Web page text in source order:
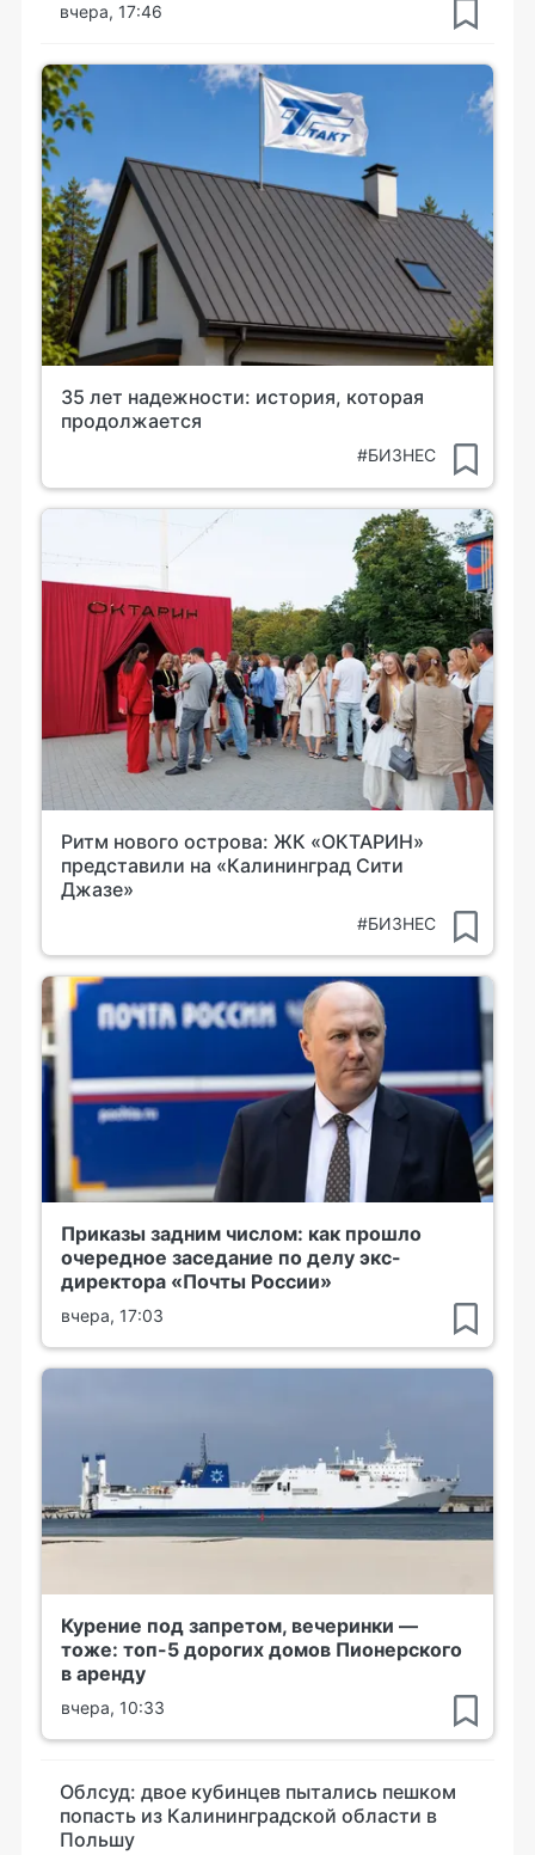
вчера, 17:46
35 лет надежности: история, которая
продолжается
#БИЗНЕС
Ритм нового острова: ЖК «ОКТАРИН»
представили на «Калининград Сити
Джазе»
#БИЗНЕС
Приказы задним числом: как прошло
очередное заседание по делу экс-
директора «Почты России»
вчера, 17:03
Курение под запретом, вечеринки —
тоже: топ-5 дорогих домов Пионерского
в аренду
вчера, 10:33
Облсуд: двое кубинцев пытались пешком
попасть из Калининградской области в
Польшу